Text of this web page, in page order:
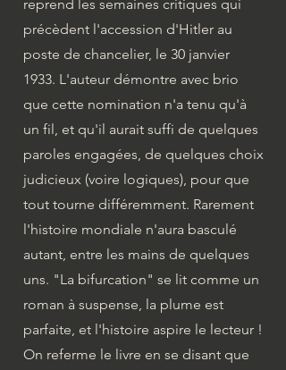
reprend les semaines critiques qui
précèdent l'accession d'Hitler au
poste de chancelier, le 30 janvier
1933. L'auteur démontre avec brio
que cette nomination n'a tenu qu'à
un fil, et qu'il aurait suffi de quelques
paroles engagées, de quelques choix
judicieux (voire logiques), pour que
tout tourne différemment. Rarement
l'histoire mondiale n'aura basculé
autant, entre les mains de quelques
uns. "La bifurcation" se lit comme un
roman à suspense, la plume est
parfaite, et l'histoire aspire le lecteur !
On referme le livre en se disant que